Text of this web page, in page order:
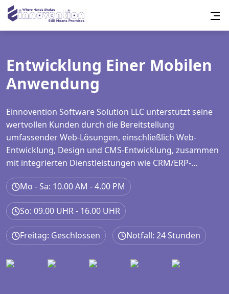
Entwicklung Einer Mobilen
Anwendung
Einnovention Software Solution LLC unterstützt seine
wertvollen Kunden durch die Bereitstellung
umfassender Web-Lösungen, einschließlich Web-
Entwicklung, Design und CMS-Entwicklung, zusammen
mit integrierten Dienstleistungen wie CRM/ERP-
Implementierung, Cookie Consent Integration, Google
Tag Manager Setup, Analytics und GA4-Konfiguration,
Sitemap-Generierung und umfassende SEO-
Dienstleistungen, die On-Page-, Off-Page- und
technische Optimierung.
Mo - Sa: 10.00 AM - 4.00 PM
So: 09.00 UHR - 16.00 UHR
Freitag: Geschlossen Notfall: 24 Stunden